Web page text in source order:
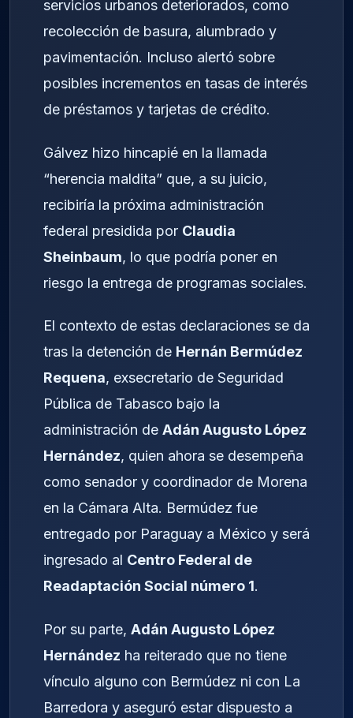
servicios urbanos deteriorados, como
recolección de basura, alumbrado y
pavimentación. Incluso alertó sobre
posibles incrementos en tasas de interés
de préstamos y tarjetas de crédito.
Gálvez hizo hincapié en la llamada
“herencia maldita” que, a su juicio,
recibiría la próxima administración
federal presidida por Claudia
Sheinbaum, lo que podría poner en
riesgo la entrega de programas sociales.
El contexto de estas declaraciones se da
tras la detención de Hernán Bermúdez
Requena, exsecretario de Seguridad
Pública de Tabasco bajo la
administración de Adán Augusto López
Hernández, quien ahora se desempeña
como senador y coordinador de Morena
en la Cámara Alta. Bermúdez fue
entregado por Paraguay a México y será
ingresado al Centro Federal de
Readaptación Social número 1.
Por su parte, Adán Augusto López
Hernández ha reiterado que no tiene
vínculo alguno con Bermúdez ni con La
Barredora y aseguró estar dispuesto a